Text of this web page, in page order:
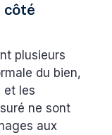
côté
plusieurs
du bien,
et les
ne sont
aux